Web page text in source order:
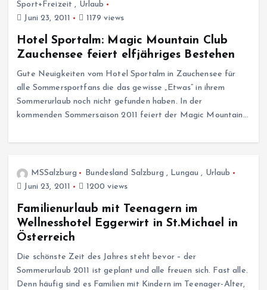
Sport+Freizeit , Urlaub
Juni 23, 2011
1179 views
Hotel Sportalm: Magic Mountain Club
Zauchensee feiert elfjähriges Bestehen
Gute Neuigkeiten vom Hotel Sportalm in Zauchensee für
alle Sommersportfans die das gewisse „Etwas“ in ihrem
Sommerurlaub noch nicht gefunden haben. In der
kommenden Sommersaison 2011 feiert der Magic Mountain…
MSSalzburg Bundesland Salzburg , Lungau , Urlaub
Juni 23, 2011
1200 views
Familienurlaub mit Teenagern im
Wellnesshotel Eggerwirt in St.Michael in
Österreich
Die schönste Zeit des Jahres steht bevor – der
Sommerurlaub 2011 ist geplant und alle freuen sich. Fast alle.
Denn häufig sind es Familien mit Kindern im Teenager-Alter,